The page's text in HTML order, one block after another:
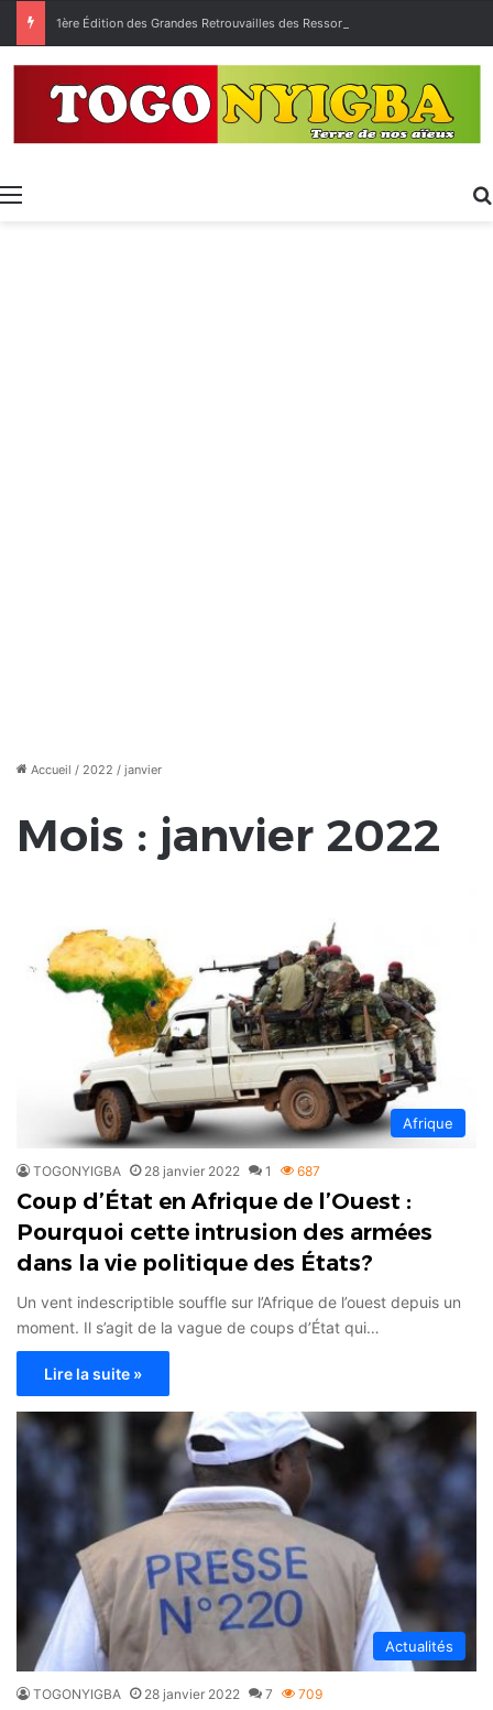
Menu
Accueil / 2022 / janvier
Mois : janvier 2022
Afrique
TOGONYIGBA 28 janvier 2022 1 687
Coup d’État en Afrique de l’Ouest :
Pourquoi cette intrusion des armées
dans la vie politique des États?
Un vent indescriptible souffle sur l’Afrique de l’ouest depuis un
moment. Il s’agit de la vague de coups d’État qui…
Lire la suite »
Actualités
TOGONYIGBA 28 janvier 2022 7 709